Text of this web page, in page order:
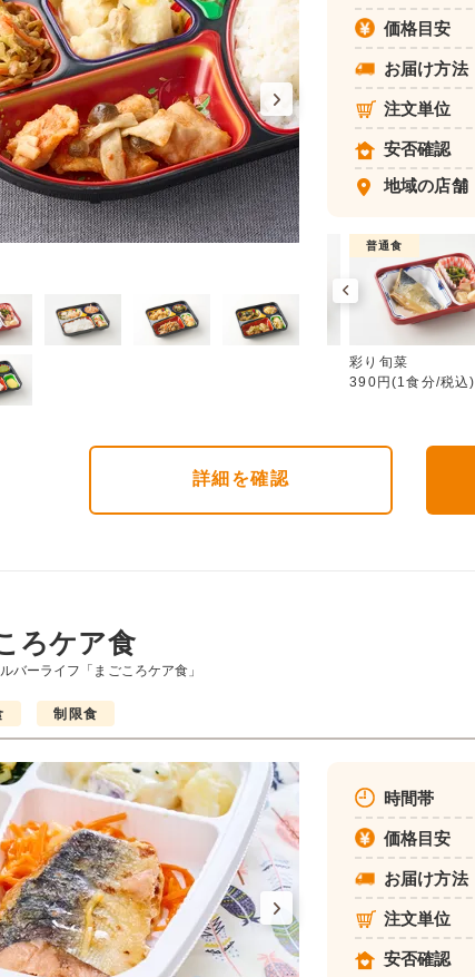
価格目安
お届け方法
注文単位
安否確認
地域の店舗
制限食
んぱく調整食
円(1食分/税込)
介護食 普通食
彩り旬菜
390円(1食分/税込)
詳細 を確認
ろケア食
バーライフ「まごころケア食」
制限食
時間帯
価格目安
お届け方法
注文単位
安否確認